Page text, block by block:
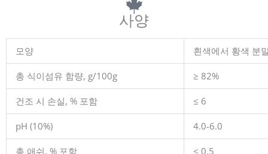
사양
모양 흰색에서 황색 분
총 식이섬유 함량, g/100g ≥ 82%
건조 시 손실, % 포함 ≤ 6
pH (10%) 4.0-6.0
총 애쉬, % 포함 ≤ 0.5